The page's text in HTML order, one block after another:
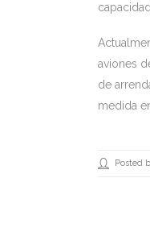
aviones
de
medida
Posted